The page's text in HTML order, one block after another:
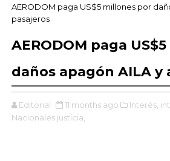
AERODOM paga US$5 millones por
pasajeros
AERODOM paga
daños apagón AILA y
Editorial 11 months ago Interés,
Nacionales justicia,